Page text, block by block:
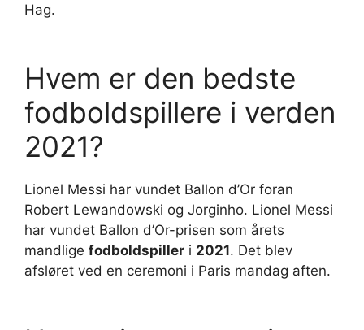
Hag.
Hvem er den bedste
fodboldspillere i verden
2021?
Lionel Messi har vundet Ballon d’Or foran
Robert Lewandowski og Jorginho. Lionel Messi
har vundet Ballon d’Or-prisen som årets
mandlige fodboldspiller i 2021. Det blev
afsløret ved en ceremoni i Paris mandag aften.